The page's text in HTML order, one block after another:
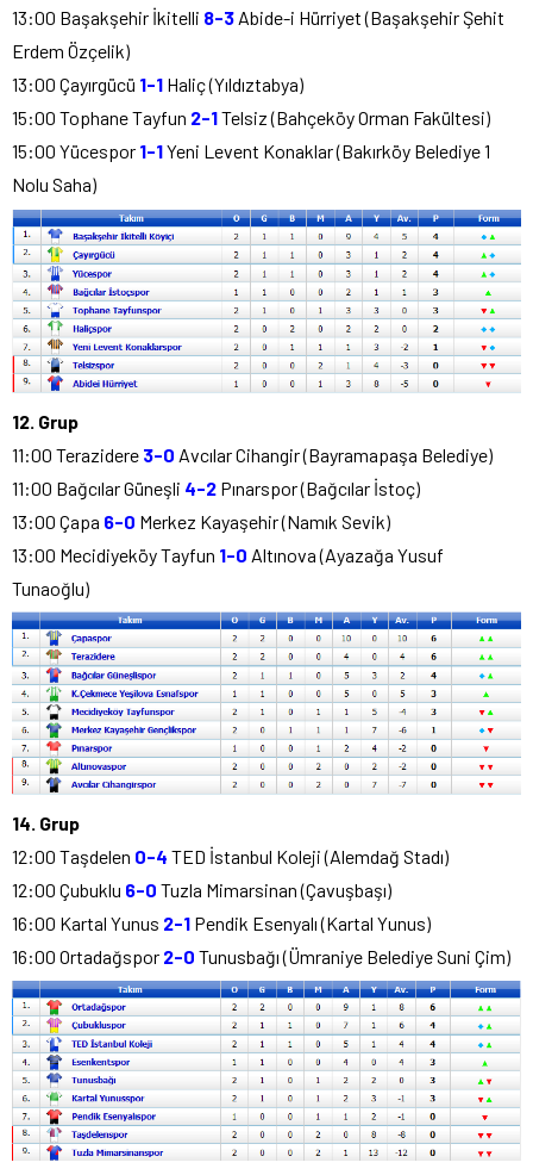
13:00 Başakşehir İkitelli 8-3 Abide-i Hürriyet (Başakşehir Şehit
Erdem Özçelik)
13:00 Çayırgücü 1-1 Haliç (Yıldıztabya)
15:00 Tophane Tayfun 2-1Telsiz (Bahçeköy Orman Fakültesi)
15:00 Yücespor 1-1Yeni Levent Konaklar (Bakırköy Belediye 1
Nolu Saha)
12. Grup
11:00 Terazidere 3-0 Avcılar Cihangir (Bayramapaşa Belediye)
11:00 Bağcılar Güneşli 4-2 Pınarspor (Bağcılar İstoç)
13:00 Çapa 6-0 Merkez Kayaşehir (Namık Sevik)
13:00 Mecidiyeköy Tayfun 1-0 Altınova (Ayazağa Yusuf
Tunaoğlu)
14. Grup
12:00 Taşdelen 0-4 TED İstanbul Koleji (Alemdağ Stadı)
12:00 Çubuklu 6-0 Tuzla Mimarsinan (Çavuşbaşı)
16:00 Kartal Yunus 2-1 Pendik Esenyalı (Kartal Yunus)
16:00 Ortadağspor 2-0 Tunusbağı (Ümraniye Belediye Suni Çim)